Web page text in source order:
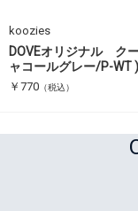
koozies
DOVEオリジナル ク
ャコールグレー/P-WT )
￥770 （税込）